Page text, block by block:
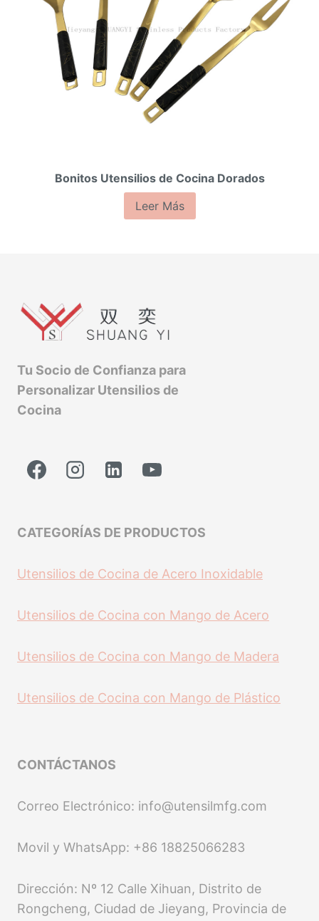
Bonitos Utensilios de Cocina Dorados
Leer Más
Tu Socio de Confianza para
Personalizar Utensilios de
Cocina
CATEGORÍAS DE PRODUCTOS
Utensilios de Cocina de Acero Inoxidable
Utensilios de Cocina con Mango de Acero
Utensilios de Cocina con Mango de Madera
Utensilios de Cocina con Mango de Plástico
CONTÁCTANOS
Correo Electrónico: info@utensilmfg.com
Movil y WhatsApp: +86 18825066283
Dirección: Nº 12 Calle Xihuan, Distrito de
Rongcheng, Ciudad de Jieyang, Provincia de